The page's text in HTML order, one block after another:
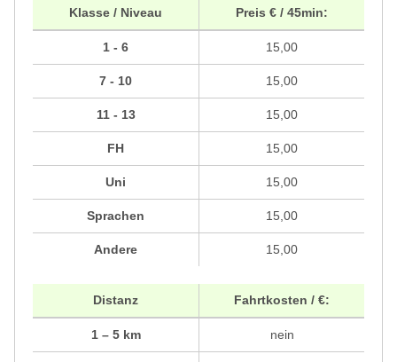
Klasse / Niveau
1 - 6
7 - 10
11 - 13
FH
Uni
Sprachen
Andere
Preis € / 45min:
15,00
15,00
15,00
15,00
15,00
15,00
15,00
Distanz
1 – 5 km
Fahrtkosten / €:
nein